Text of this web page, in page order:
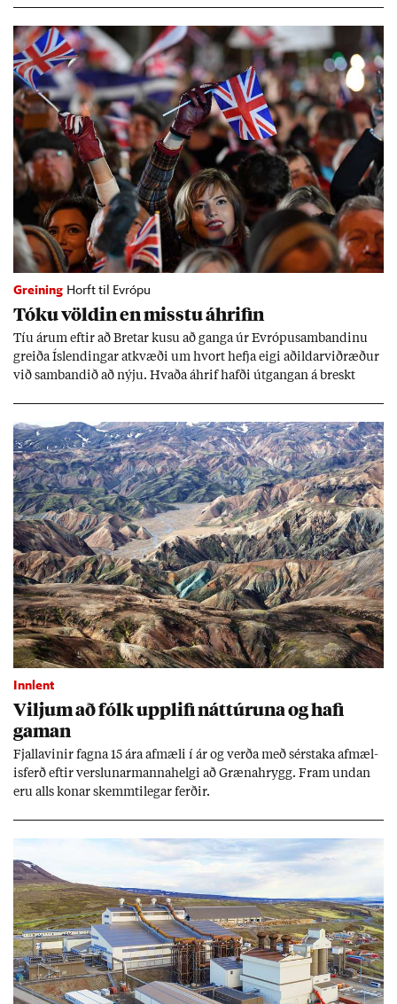
Greining Horft til Evrópu
Tóku völd­in en misstu áhrif­in
Tíu ár­um eft­ir að Bret­ar kusu að ganga úr Evr­ópu­sam­band­inu
greiða Ís­lend­ing­ar at­kvæði um hvort hefja eigi að­ild­ar­við­ræð­ur
við sam­band­ið að nýju. Hvaða áhrif hafði út­gang­an á breskt
Innlent
Vilj­um að fólk upp­lifi nátt­úr­una og hafi
gam­an
Fjalla­vin­ir fagna 15 ára af­mæli í ár og verða með sér­staka af­mæl­
is­ferð eft­ir versl­un­ar­manna­helgi að Græna­hrygg. Fram und­an
eru alls kon­ar skemmti­leg­ar ferð­ir.